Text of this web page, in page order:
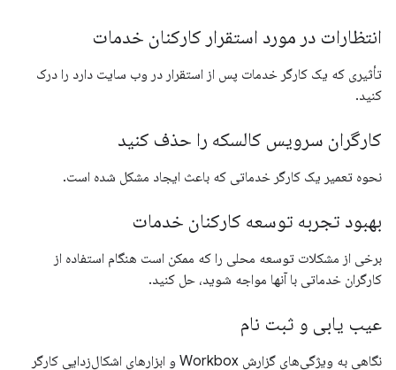
انتظارات در مورد استقرار کارکنان خدمات
تأثیری که یک کارگر خدمات پس از استقرار در وب سایت دارد را درک
کنید.
کارگران سرویس کالسکه را حذف کنید
نحوه تعمیر یک کارگر خدماتی که باعث ایجاد مشکل شده است.
بهبود تجربه توسعه کارکنان خدمات
برخی از مشکلات توسعه محلی را که ممکن است هنگام استفاده از
کارگران خدماتی با آنها مواجه شوید، حل کنید.
عیب یابی و ثبت نام
نگاهی به ویژگی‌های گزارش Workbox و ابزارهای اشکال‌زدایی کارگر